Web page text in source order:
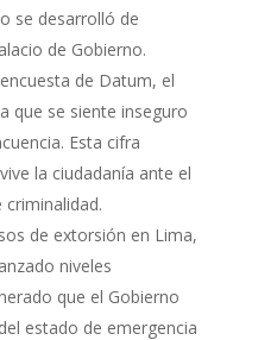
se desarrolló de
de Gobierno.
de Datum, el
que se siente inseguro
Esta cifra
la ciudadanía ante el
de extorsión en Lima,
niveles
que el Gobierno
estado de emergencia